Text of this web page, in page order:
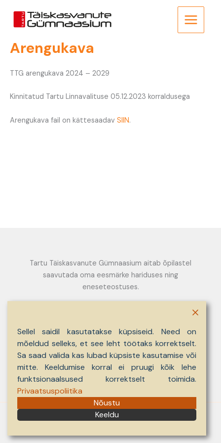
content
Arengukava
TTG arengukava 2024 – 2029
Kinnitatud Tartu Linnavalituse 05.12.2023 korraldusega
Arengukava fail on kättesaadav SIIN.
Tartu Täiskasvanute Gümnaasium aitab õpilastel
saavutada oma eesmärke hariduses ning
eneseteostuses.
Nooruse 9, 50411 tartu
7461751
Autoriõigus © 2026 Tartu Täiskasvanute Gümnaasium
Sellel saidil kasutatakse küpsiseid. Need on
mõeldud selleks, et see leht töötaks korrektselt.
Sa saad valida kas lubad küpsiste kasutamise või
mitte. Keeldumise korral ei pruugi kõik lehe
funktsionaalsused korrektselt toimida.
Privaatsuspoliitika
Nõustu
Keeldu